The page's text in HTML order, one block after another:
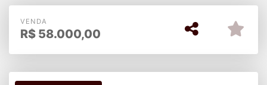
VENDA
R$ 58.000,00